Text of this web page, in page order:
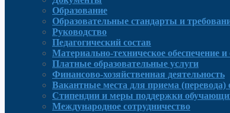
Образование
Образовательные стандарты и
Руководcтво
Педагогический состав
Материально-техническое обеспечение
Платные образовательные услуги
Финансово-хозяйственная деятельность
Вакантные места для приема
Стипендии и меры поддержки
Международное сотрудничество